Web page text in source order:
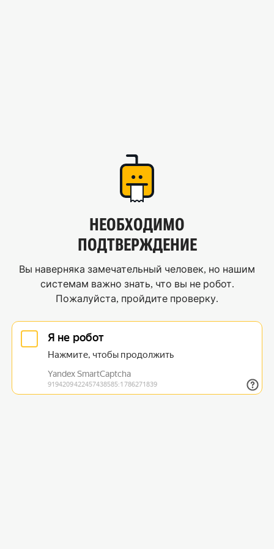
НЕОБХОДИМО
ПОДТВЕРЖДЕНИЕ
Вы наверняка замечательный человек, но нашим
системам важно знать, что вы не робот.
Пожалуйста, пройдите проверку.